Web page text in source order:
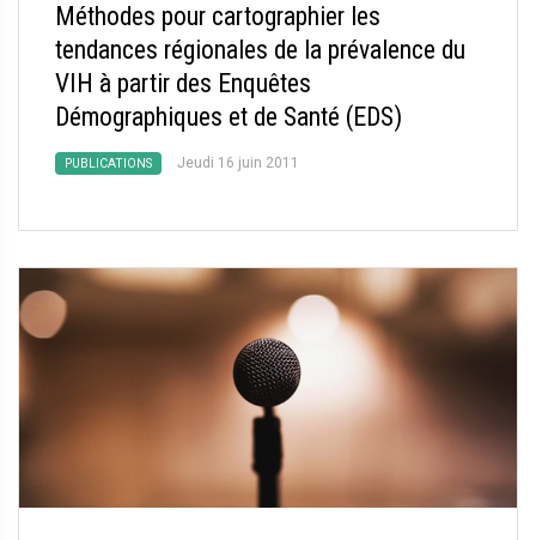
Méthodes pour cartographier les
tendances régionales de la prévalence du
VIH à partir des Enquêtes
Démographiques et de Santé (EDS)
PUBLICATIONS Jeudi 16 juin 2011